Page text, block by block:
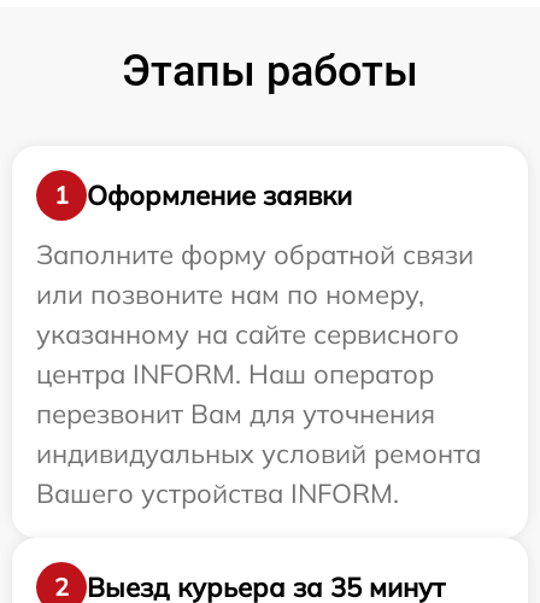
Этапы работы
1
Оформление заявки
Заполните форму обратной связи
или позвоните нам по номеру,
указанному на сайте сервисного
центра INFORM. Наш оператор
перезвонит Вам для уточнения
индивидуальных условий ремонта
Вашего устройства INFORM.
2 Выезд курьера за 35 минут